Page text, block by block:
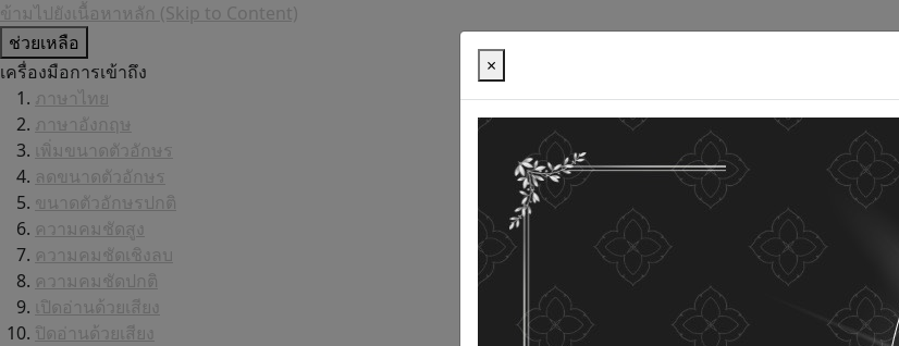
ข้ามไปยังเนื้อหาหลัก (Skip to Content)
ช่วยเหลือ
เครื่องมือการเข้าถึง
ภาษาไทย
ภาษาอังกฤษ
เพิ่มขนาดตัวอักษร
ลดขนาดตัวอักษร
ขนาดตัวอักษรปกติ
ความคมชัดสูง
ความคมชัดเชิงลบ
ความคมชัดปกติ
เปิดอ่านด้วยเสียง
ปิดอ่านด้วยเสียง
×